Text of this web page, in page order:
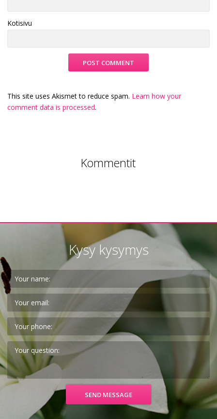
Kotisivu
This site uses Akismet to reduce spam. Learn how your
comment data is processed.
Kommentit
Kysy kysymys